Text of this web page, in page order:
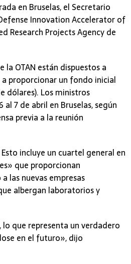
en Bruselas, el Secretario
Innovation Accelerator of
Research Projects Agency de
la OTAN están dispuestos a
proporcionar un fondo inicial
dólares). Los ministros
7 de abril en Bruselas, según
previa a la reunión
incluye un cuartel general en
que proporcionan
las nuevas empresas
albergan laboratorios y
lo que representa un verdadero
en el futuro», dijo